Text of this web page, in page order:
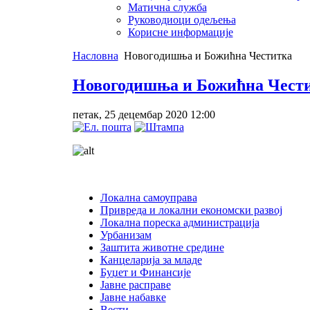
Матична служба
Руководиоци одељења
Корисне информације
Насловна Новогодишња и Божићна Честитка
Новогодишња и Божићна
петак, 25 децембар 2020 12:00
Локална самоуправа
Привреда и локални економски развој
Локална пореска администрација
Урбанизам
Заштита животне средине
Канцеларија за младе
Буџет и Финансије
Јавне расправе
Јавне набавке